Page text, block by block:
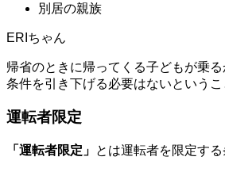
別居の親族
帰省のときに帰ってくる子どもが乗
条件を引き下げる必要はないというこ
運転者限定
「運転者限定」 とは運転者を限定する